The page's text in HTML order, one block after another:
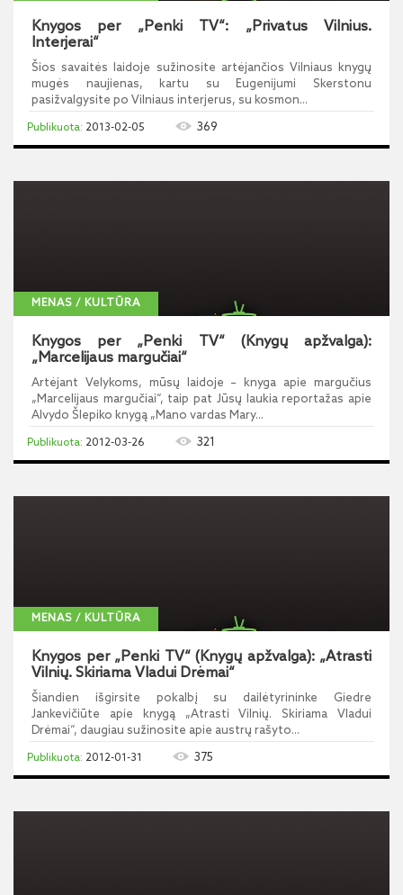
Knygos per „Penki TV“: „Privatus Vilnius.
Interjerai“
Šios savaitės laidoje sužinosite artėjančios Vilniaus knygų
mugės naujienas, kartu su Eugenijumi Skerstonu
pasižvalgysite po Vilniaus interjerus, su kosmon...
2013-02-05 369
MENAS / KULTŪRA
Knygos per „Penki TV“ (Knygų apžvalga):
„Marcelijaus margučiai“
Artėjant Velykoms, mūsų laidoje – knyga apie margučius
„Marcelijaus margučiai“, taip pat Jūsų laukia reportažas apie
Alvydo Šlepiko knygą „Mano vardas Mary...
2012-03-26 321
MENAS / KULTŪRA
Knygos per „Penki TV“ (Knygų apžvalga): „Atrasti
Vilnių. Skiriama Vladui Drėmai“
Šiandien išgirsite pokalbį su dailėtyrininke Giedre
Jankevičiūte apie knygą „Atrasti Vilnių. Skiriama Vladui
Drėmai“, daugiau sužinosite apie austrų rašyto...
2012-01-31 375